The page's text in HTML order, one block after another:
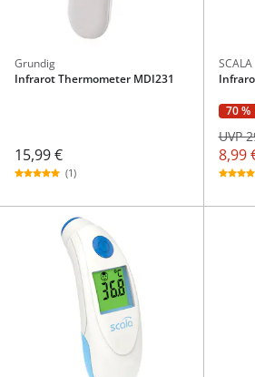
Grundig
Infrarot Thermometer MDI231
15,99 €
(1)
SCALA
70 %
8,99
UVP